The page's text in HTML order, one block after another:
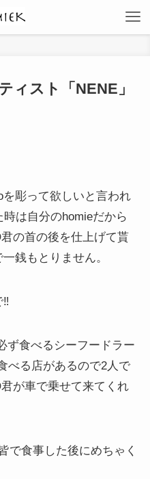
ィスト「NENE」
彫って欲しいと言われ
は自分のhomieだから
の首の後を仕上げて貰
銭もとりません。
ず食べるシーフードラー
べる店があるので2人で
が車で乗せて来てくれ
で食事した後にめちゃく